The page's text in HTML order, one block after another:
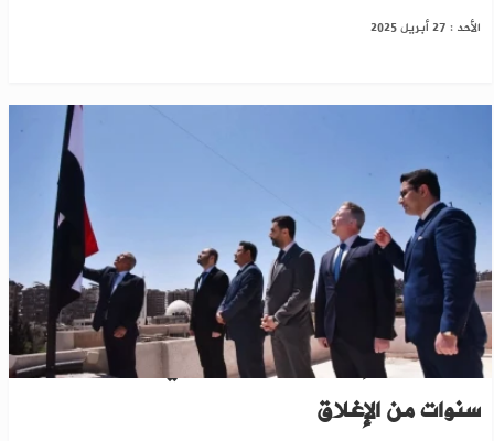
الأحد : 27 أبريل 2025
اليمن تعلن إعادة فتح سفارتها في دمشق بعد
سنوات من الإغلاق